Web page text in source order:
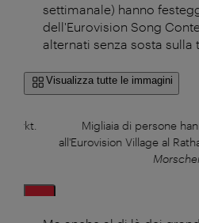
settimanale) hanno
dell'Eurovision Song
alternati senza sosta sulla
Visualizza tutte le immagini
Migliaia di persone
all'Eurovision Village al